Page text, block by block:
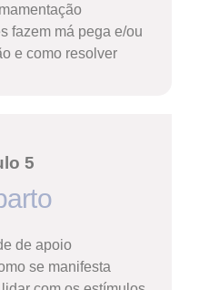
fazem má pega e/ou
e como resolver
5
de apoio
se manifesta